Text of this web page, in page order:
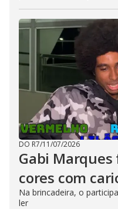
DO R7/11/07/2026
Gabi Marques
cores com
Na brincadeira, o
ler